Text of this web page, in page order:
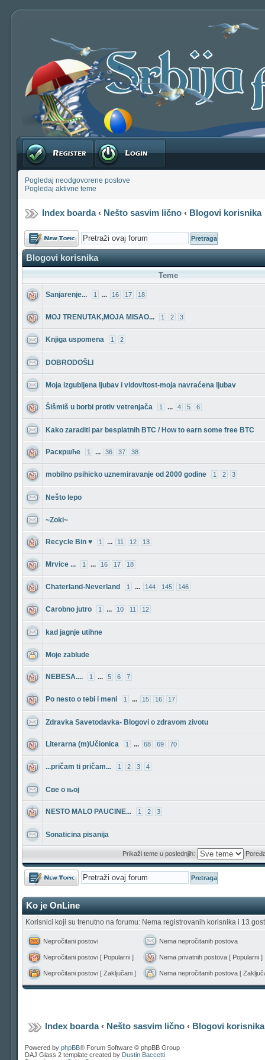
Registruj se Prijavite se
Pogledaj neodgovorene postove
Pogledaj aktivne teme
Index boarda‹ Nešto sasvim lično‹ Blogovi korisnika
Počni novu temu
Blogovi korisnika
Teme
Sanjarenje... 1 ... 16 17 18
MOJ TRENUTAK,MOJA MISAO... 1 2 3
Knjiga uspomena 1 2
DOBRODOŠLI
Moja izgubljena ljubav i vidovitost-moja navraćena ljubav
Šišmiš u borbi protiv vetrenjača 1 ... 4 5 6
Kako zaraditi par besplatnih BTC / How to earn some free BTC
Раскршће 1 ... 36 37 38
mobilno psihicko uznemiravanje od 2000 godine 1 2 3
Nešto lepo
~Zoki~
Recycle Bin ♥ 1 ... 11 12 13
Mrvice ... 1 ... 16 17 18
Chaterland-Neverland 1 ... 144 145 146
Carobno jutro 1 ... 10 11 12
kad jagnje utihne
Moje zablude
NEBESA.... 1 ... 5 6 7
Po nesto o tebi i meni 1 ... 15 16 17
Zdravka Savetodavka- Blogovi o zdravom zivotu
Literarna (m)Učionica 1 ... 68 69 70
...pričam ti pričam... 1 2 3 4
Све о њој
NESTO MALO PAUCINE... 1 2 3
Sonaticina pisanija
Prikaži teme u poslednjih:
Počni novu temu
Ko je OnLine
Korisnici koji su trenutno na forumu: Nema registrovanih korisnika i 13
Nepročitani postovi Nema nepročitanih postova
Nepročitani postovi [ Popularni ] Nema privatnih postova [ Popularni ]
Nepročitani postovi [ Zaključani ] Nema nepročitanih postova [
Index boarda‹ Nešto sasvim lično ‹ Blogovi korisnika
Powered by phpBB® Forum Software © phpBB Group
DAJ Glass 2 template created by Dustin Baccetti